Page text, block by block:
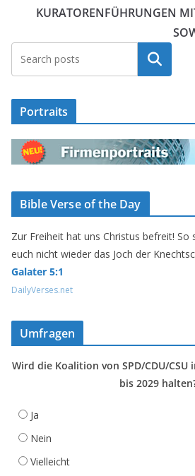
KURATORENFÜHRUNGEN
Suchen
Portraits
Bible Verse of the Day
Zur Freiheit hat uns Christus befreit!
euch nicht wieder das Joch der
Galater 5:1
DailyVerses.net
Umfragen
Wird die Koalition von SPD/CDU/
bis 2029
Ja
Nein
Vielleicht